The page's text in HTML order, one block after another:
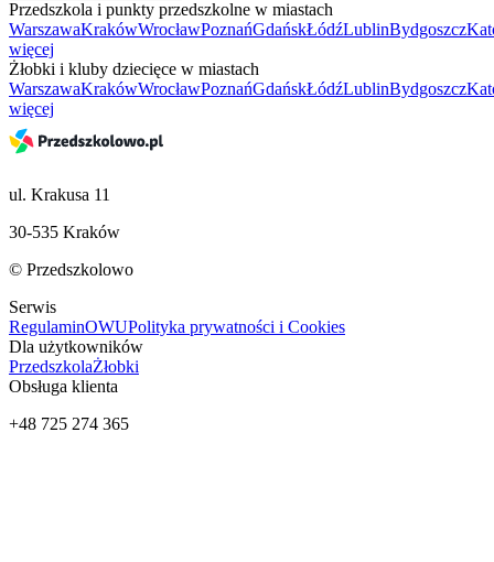
Przedszkola i punkty przedszkolne w miastach
WarszawaKrakówWrocławPoznańGdańskŁódźLublinBydgoszcz
więcej
Żłobki i kluby dziecięce w miastach
WarszawaKrakówWrocławPoznańGdańskŁódźLublinBydgoszcz
więcej
ul. Krakusa 11
30-535 Kraków
© Przedszkolowo
Serwis
RegulaminOWUPolityka prywatności i Cookies
Dla użytkowników
PrzedszkolaŻłobki
Obsługa klienta
+48 725 274 365